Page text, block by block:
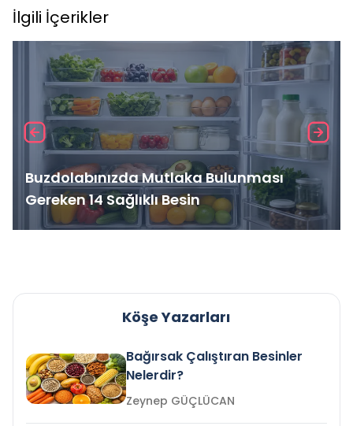
İlgili İçerikler
Buzdolabınızda Mutlaka Bulunması
Gereken 14 Sağlıklı Besin
Köşe Yazarları
Bağırsak Çalıştıran Besinler
Nelerdir?
Zeynep GÜÇLÜCAN